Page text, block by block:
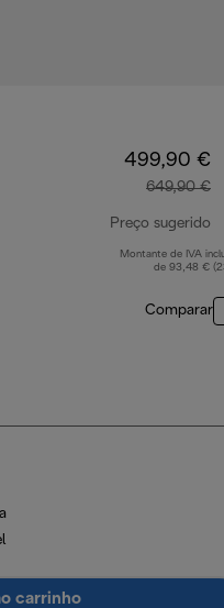
499,90 €
649,90 €
Preço sugerido
Montante de IVA
de 93,48 €
Comparar
carrinho